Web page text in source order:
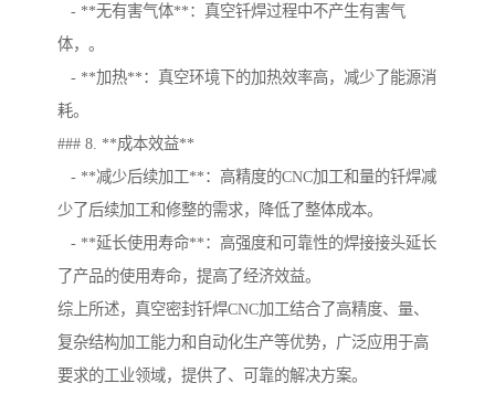
- **无有害气体**：真空钎焊过程中不产生有害气
体，。
- **加热**：真空环境下的加热效率高，减少了能源消
耗。
### 8. **成本效益**
- **减少后续加工**：高精度的CNC加工和量的钎焊减
少了后续加工和修整的需求，降低了整体成本。
- **延长使用寿命**：高强度和可靠性的焊接接头延长
了产品的使用寿命，提高了经济效益。
综上所述，真空密封钎焊CNC加工结合了高精度、量、
复杂结构加工能力和自动化生产等优势，广泛应用于高
要求的工业领域，提供了、可靠的解决方案。